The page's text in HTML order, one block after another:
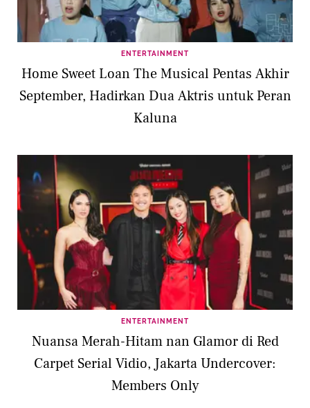
ENTERTAINMENT
Home Sweet Loan The Musical Pentas Akhir
September, Hadirkan Dua Aktris untuk Peran
Kaluna
ENTERTAINMENT
Nuansa Merah-Hitam nan Glamor di Red
Carpet Serial Vidio, Jakarta Undercover:
Members Only